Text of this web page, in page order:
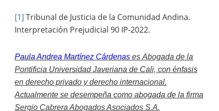
[1] Tribunal de Justicia de la Comunidad Andina.
Interpretación Prejudicial 90 IP-2022.
Paula Andrea Martínez Cárdenas es Abogada de la
Pontificia Universidad Javeriana de Cali, con énfasis
en derecho privado y derecho internacional.
Actualmente se desempeña como abogada de la firma
Sergio Cabrera Abogados Asociados S.A.